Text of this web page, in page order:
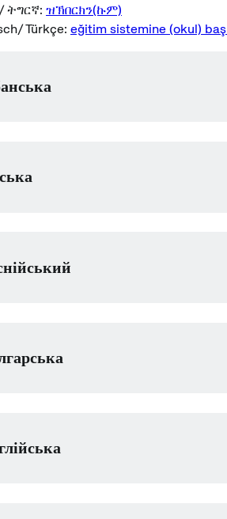
ትግርኛ: ዝኽበርክን(ኩም)
Türkçe: eğitim sistemine (okul)